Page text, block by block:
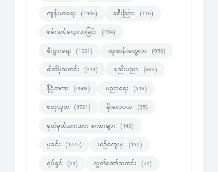
ကျန်းမာရေး (1405) ခရီးသြား (115)
စမ်းသပ်လေ့လာခြင်း (194)
စီးပွားရေး (1031) ထူးဆန်းထွေလာ (950)
ဓါတ်ပုံသတင်း (214) နည်းပညာ (833)
နိုင္ငံတကာ (4503) ပညာရေး (319)
ဗဟုသုတ (3721) မိုးလေဝသ (95)
မှတ်မှတ်သားသား စကားများ (140)
မှုခင်း (1775) ယဉ်ကျေးမှု (132)
ရုပ်ရှင် (24) လွတ်တော်သတင်း (72)